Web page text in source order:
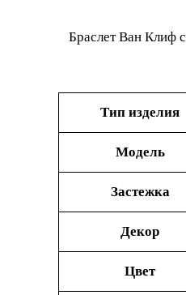
Браслет Ван Клиф
Тип изделия
Модель
Застежка
Декор
Цвет